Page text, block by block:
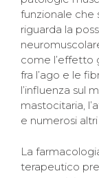
funzionale che
riguarda la
come l’effetto
fra l’ago e le
l’influenza sul
mastocitaria,
e numerosi
La
terapeutico